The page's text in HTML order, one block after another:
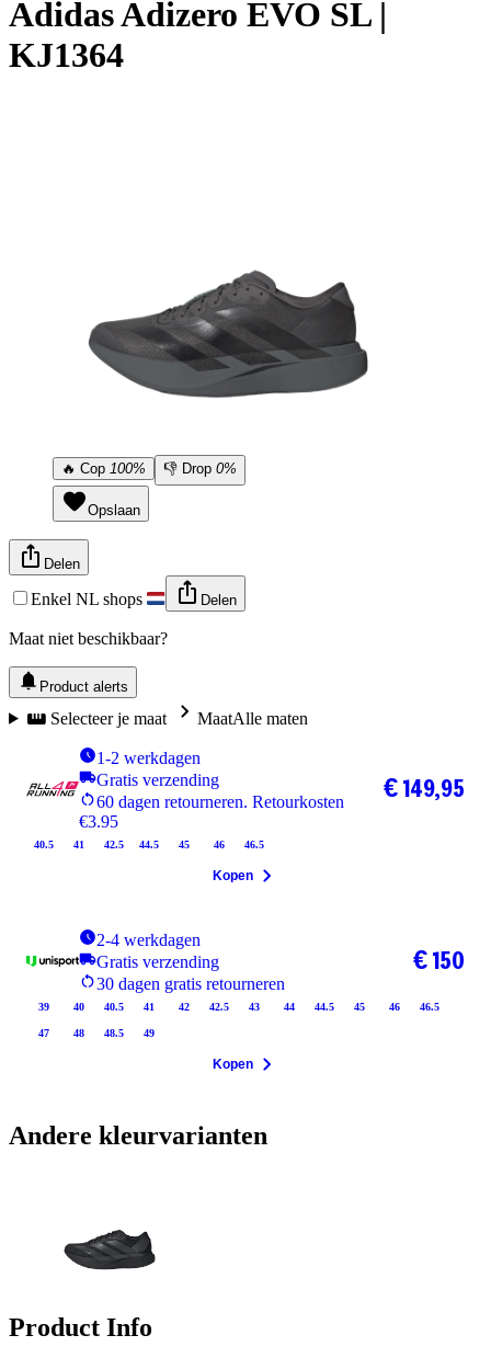
AdidasAdizero EVO SL |
KJ1364
🔥 Cop 100% 👎 Drop 0%
Opslaan
Delen
Enkel NL shops Delen
Maat niet beschikbaar?
Product alerts
Selecteer je maat MaatAlle maten
1-2 werkdagen
Gratis verzending
60 dagen retourneren. Retourkosten
€3.95
40.5 41 42.5 44.5 45 46 46.5
€ 149,95
Kopen
2-4 werkdagen
Gratis verzending
30 dagen gratis retourneren
39 40 40.5 41 42 42.5 43 44 44.5 45 46 46.5
47 48 48.5 49
€ 150
Kopen
Andere kleurvarianten
Product Info